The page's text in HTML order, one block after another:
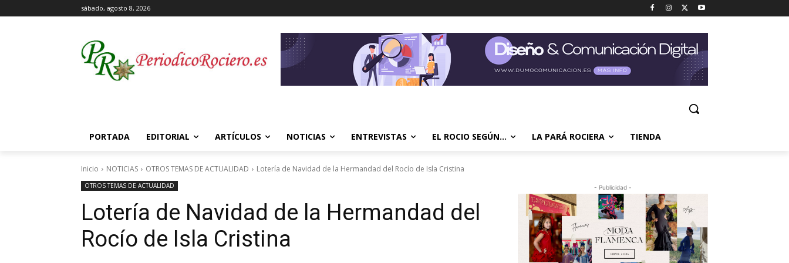
sábado, agosto 8, 2026
PORTADA EDITORIAL ARTÍCULOS NOTICIAS ENTREVISTAS EL ROCIO SEGÚN… LA PARÁ ROCIERA TIENDA
Inicio NOTICIAS OTROS TEMAS DE ACTUALIDAD Lotería de Navidad de la Hermandad del Rocío de Isla Cristina
OTROS TEMAS DE ACTUALIDAD
Lotería de Navidad de la Hermandad del
Rocío de Isla Cristina
- Publicidad -